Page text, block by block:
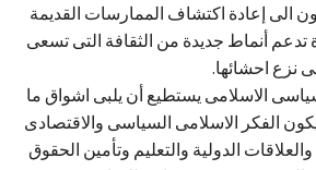
الى إعادة اكتشاف الممارسات القديمة
أنماط جديدة من الثقافة التى تسعى
نزع احشائها.
الاسلامى يستطيع أن يلبى اشواق ما
الفكر الاسلامى السياسى والاقتصادى
الدولية والتعليم وتأمين الحقوق